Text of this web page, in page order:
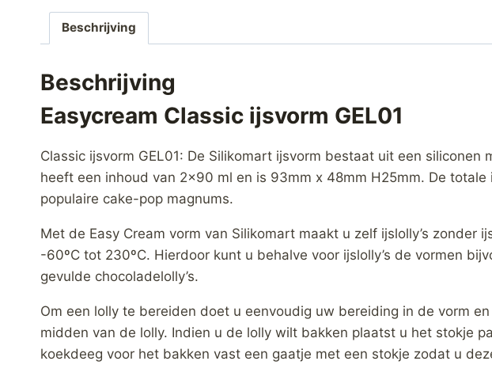
Beschrijving
Beschrijving
Easycream Classic ijsvorm GEL01
Classic ijsvorm GEL01: De Silikomart ijsvorm bestaat uit een
heeft een inhoud van 2×90 ml en is 93mm x 48mm H25mm. De
populaire cake-pop magnums.
Met de Easy Cream vorm van Silikomart maakt u zelf ijslolly’s
-60ºC tot 230ºC. Hierdoor kunt u behalve voor ijslolly’s de vormen
gevulde chocoladelolly’s.
Om een lolly te bereiden doet u eenvoudig uw bereiding in de vorm
midden van de lolly. Indien u de lolly wilt bakken plaatst u het stokje
koekdeeg voor het bakken vast een gaatje met een stokje zodat u